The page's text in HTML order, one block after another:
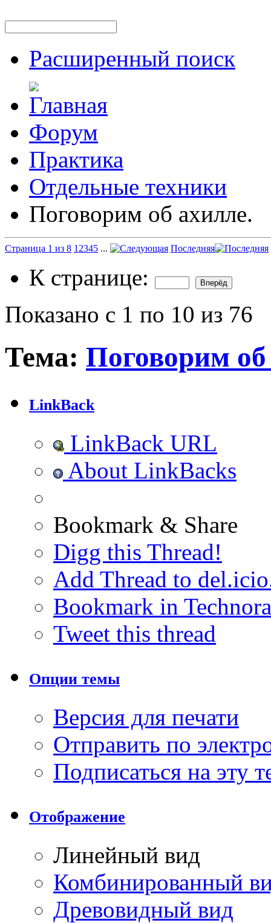
Расширенный поиск
Форум
Практика
Отдельные техники
Поговорим об ахилле.
Страница 1 из 8 1 2345 ... Последняя
К странице:
Показано с 1 по 10 из 76
Тема: Поговорим
LinkBack
LinkBack URL
About LinkBacks
Bookmark & Share
Digg this Thread!
Add Thread to
Bookmark in
Tweet this thread
Опции темы
Версия для печати
Отправить по
Подписаться на эту
Отображение
Линейный вид
Комбинированный
Древовидный вид